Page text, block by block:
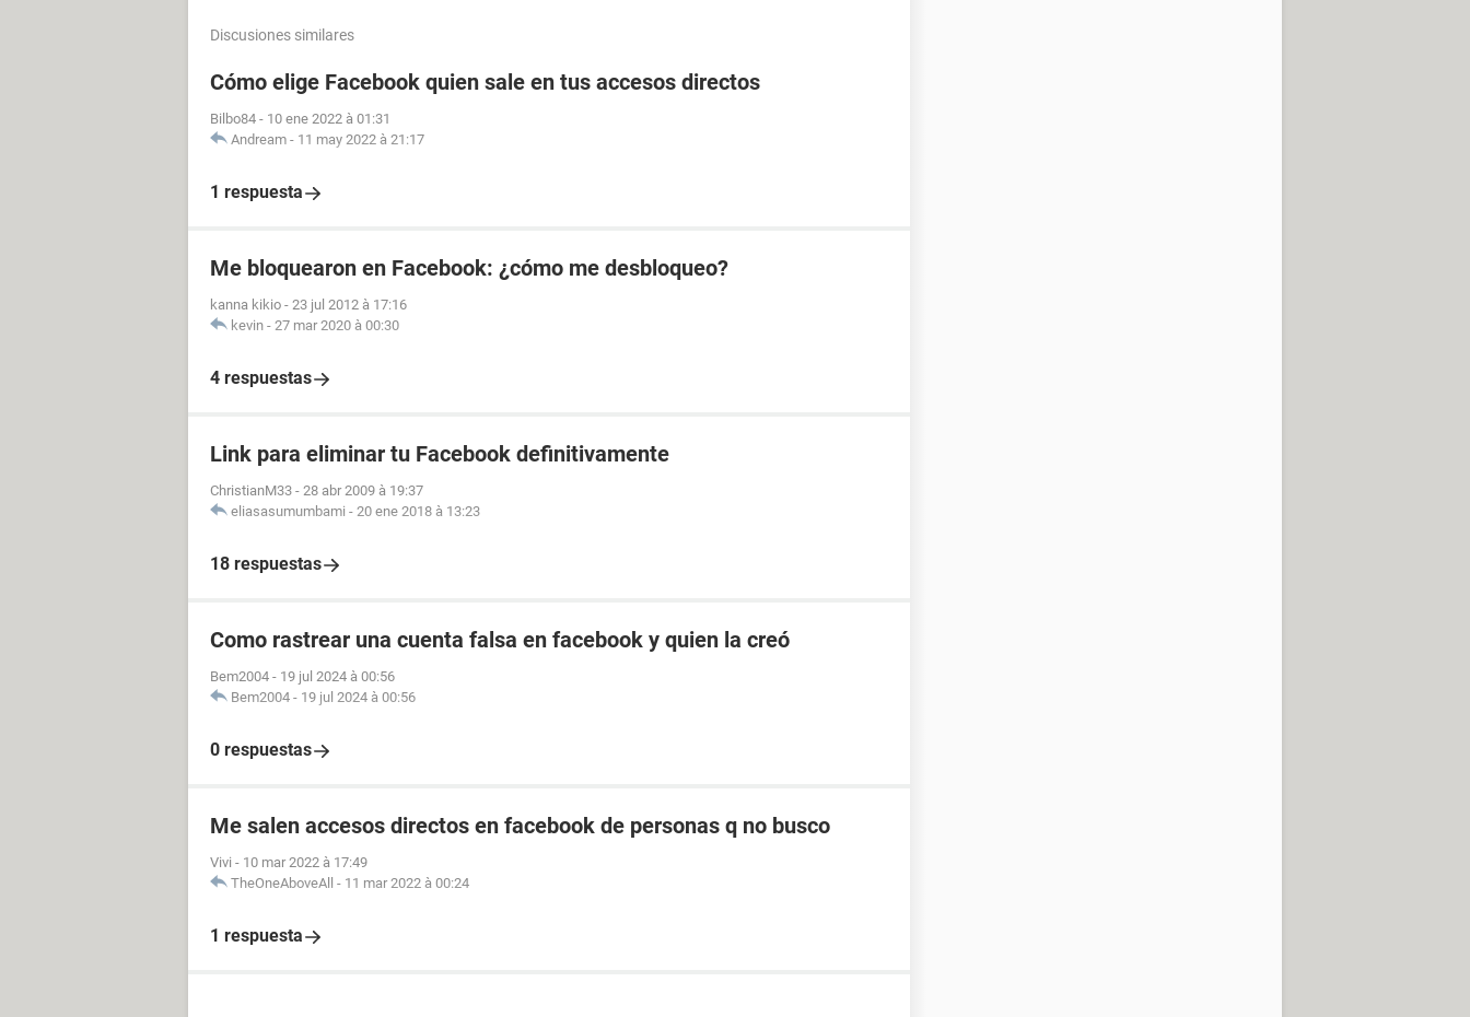
Discusiones similares
Cómo elige Facebook quien sale en tus accesos directos
Bilbo84 - 10 ene 2022 à 01:31
Andream - 11 may 2022 à 21:17
1 respuesta
Me bloquearon en Facebook: ¿cómo me desbloqueo?
kanna kikio - 23 jul 2012 à 17:16
kevin - 27 mar 2020 à 00:30
4 respuestas
Link para eliminar tu Facebook definitivamente
ChristianM33 - 28 abr 2009 à 19:37
eliasasumumbami - 20 ene 2018 à 13:23
18 respuestas
Como rastrear una cuenta falsa en facebook y quien la creó
Bem2004 - 19 jul 2024 à 00:56
Bem2004 - 19 jul 2024 à 00:56
0 respuestas
Me salen accesos directos en facebook de personas q no busco
Vivi - 10 mar 2022 à 17:49
TheOneAboveAll - 11 mar 2022 à 00:24
1 respuesta